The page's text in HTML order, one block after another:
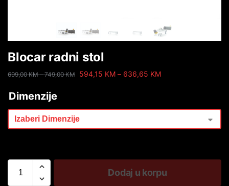
Blocar radni stol
699,00KM – 749,00KM 594,15 KM – 636,65 KM
Dimenzije
Dodaj u korpu